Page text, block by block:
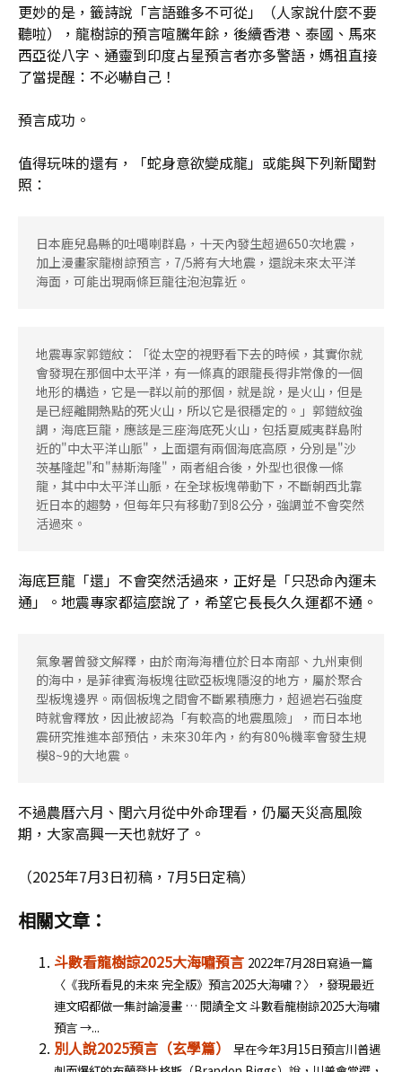
更妙的是，籤詩說「言語雖多不可從」（人家說什麼不要
聽啦），龍樹諒的預言喧騰年餘，後續香港、泰國、馬來
西亞從八字、通靈到印度占星預言者亦多警語，媽祖直接
了當提醒：不必嚇自己！
預言成功。
值得玩味的還有，「蛇身意欲變成龍」或能與下列新聞對
照：
日本鹿兒島縣的吐噶喇群島，十天內發生超過650次地震，
加上漫畫家龍樹諒預言，7/5將有大地震，還說未來太平洋
海面，可能出現兩條巨龍往泡泡靠近。
地震專家郭鎧紋：「從太空的視野看下去的時候，其實你就
會發現在那個中太平洋，有一條真的跟龍長得非常像的一個
地形的構造，它是一群以前的那個，就是說，是火山，但是
是已經離開熱點的死火山，所以它是很穩定的。」郭鎧紋強
調，海底巨龍，應該是三座海底死火山，包括夏威夷群島附
近的"中太平洋山脈"，上面還有兩個海底高原，分別是"沙
茨基隆起"和"赫斯海隆"，兩者組合後，外型也很像一條
龍，其中中太平洋山脈，在全球板塊帶動下，不斷朝西北靠
近日本的趨勢，但每年只有移動7到8公分，強調並不會突然
活過來。
海底巨龍「還」不會突然活過來，正好是「只恐命內運未
通」。地震專家都這麼說了，希望它長長久久運都不通。
氣象署曾發文解釋，由於南海海槽位於日本南部、九州東側
的海中，是菲律賓海板塊往歐亞板塊隱沒的地方，屬於聚合
型板塊邊界。兩個板塊之間會不斷累積應力，超過岩石強度
時就會釋放，因此被認為「有較高的地震風險」，而日本地
震研究推進本部預估，未來30年內，約有80%機率會發生規
模8~9的大地震。
不過農曆六月、閏六月從中外命理看，仍屬天災高風險
期，大家高興一天也就好了。
（2025年7月3日初稿，7月5日定稿）
相關文章：
斗數看龍樹諒2025大海嘯預言 2022年7月28日寫過一篇
〈《我所看見的未來 完全版》預言2025大海嘯？〉，發現最近
連文昭都做一集討論漫畫 … 閱讀全文 斗數看龍樹諒2025大海嘯
預言 →...
別人說2025預言（玄學篇）
早在今年3月15日預言川普遇